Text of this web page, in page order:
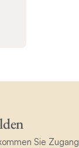
Sie